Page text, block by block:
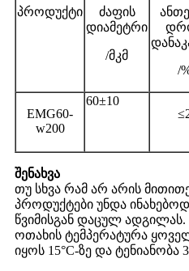
პროდუქტი
ძაფის
დიამეტრი
/მკმ
/
EMG60-
w200
60±10
შენახვა
თუ სხვა რამ არ არის
პროდუქტები უნდა
წვიმისგან დაცულ
ოთახის ტემპერატურა
იყოს 15°C-ზე და ტენიანობა